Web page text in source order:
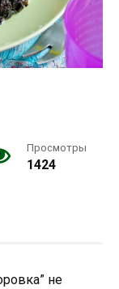
Просмотры
1424
не